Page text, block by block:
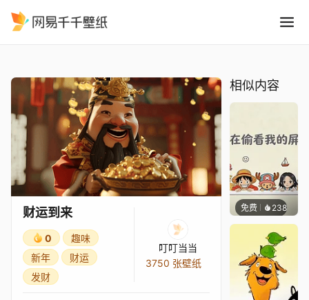
财运到来
0
趣味
新年
财运
发财
叮叮当当
3750 张壁纸
相似内容
免费 238渔小小